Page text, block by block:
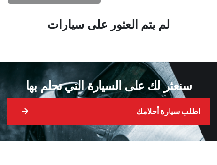
لم يتم العثور على سيارات
سنعثر لك على السيارة التي تحلم بها
اطلب سيارة أحلامك